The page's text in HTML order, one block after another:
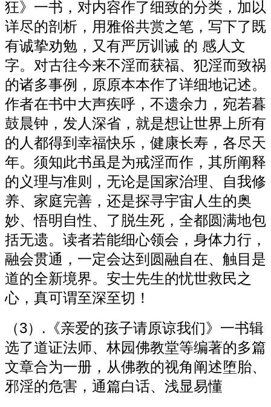
狂》一书，对内容作了细致的分类，加以
详尽的剖析，用雅俗共赏之笔，写下了既
有诚挚劝勉，又有严厉训诫 的 感人文
字。对古往今来不淫而获福、犯淫而致祸
的诸多事例，原原本本作了详细地记述。
作者在书中大声疾呼，不遗余力，宛若暮
鼓晨钟，发人深省，就是想让世界上所有
的人都得到幸福快乐，健康长寿，各尽天
年。须知此书虽是为戒淫而作，其所阐释
的义理与准则，无论是国家治理、自我修
养、家庭完善，还是探寻宇宙人生的奥
妙、悟明自性、了脱生死，全都圆满地包
括无遗。读者若能细心领会，身体力行，
融会贯通，一定会达到圆融自在、触目是
道的全新境界。安士先生的忧世救民之
心，真可谓至深至切！
（3）.《亲爱的孩子请原谅我们》一书辑
选了道证法师、林园佛教堂等编著的多篇
文章合为一册，从佛教的视角阐述堕胎、
邪淫的危害，通篇白话、浅显易懂